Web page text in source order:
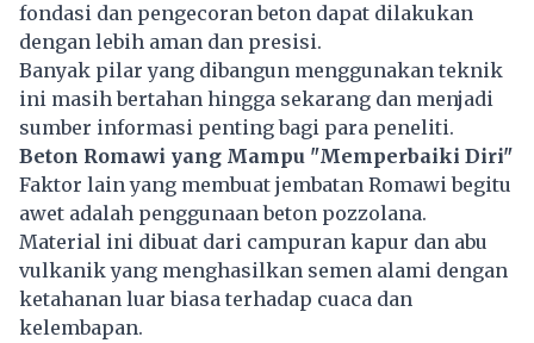
fondasi dan pengecoran beton dapat dilakukan
dengan lebih aman dan presisi.
Banyak pilar yang dibangun menggunakan teknik
ini masih bertahan hingga sekarang dan menjadi
sumber informasi penting bagi para peneliti.
Beton Romawi yang Mampu "Memperbaiki Diri"
Faktor lain yang membuat jembatan Romawi begitu
awet adalah penggunaan beton pozzolana.
Material ini dibuat dari campuran kapur dan abu
vulkanik yang menghasilkan semen alami dengan
ketahanan luar biasa terhadap cuaca dan
kelembapan.